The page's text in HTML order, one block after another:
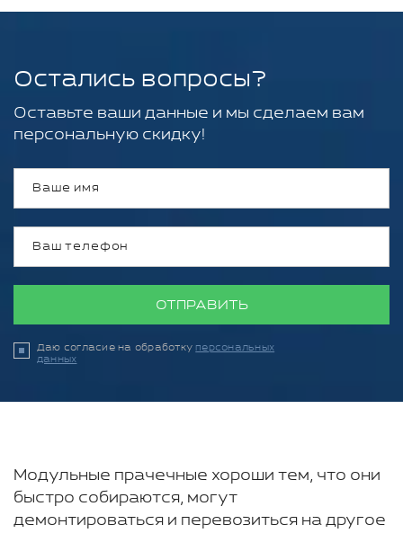
Остались вопросы?
Оставьте ваши данные и мы сделаем вам
персональную скидку!
ОТПРАВИТЬ
Даю согласие на обработку персональных
данных
Модульные прачечные хороши тем, что они
быстро собираются, могут
демонтироваться и перевозиться на другое